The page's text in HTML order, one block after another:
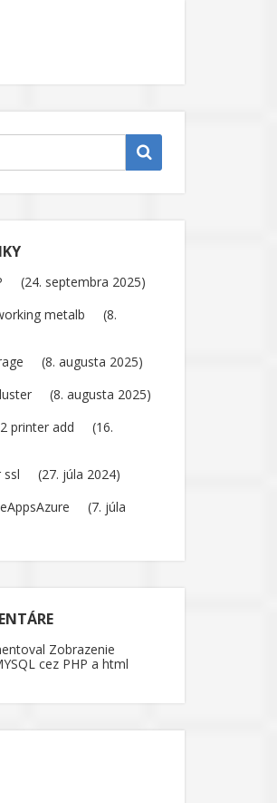
24. septembra 2025
metalb
8.
8. augusta 2025
8. augusta 2025
printer add
16.
ssl
27. júla 2024
7. júla
Zobrazenie
cez PHP a html